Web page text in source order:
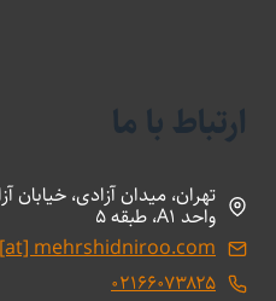
ارتباط با ما
تهران، میدان آزادی، خیابان
واحد A1، طبقه 5
mehrshidniroo.com
۰۲۱۶۶۰۷۳۸۲۵